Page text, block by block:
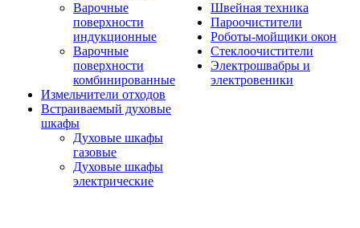
Варочные
поверхности
индукционные
Варочные
поверхности
комбинированные
Измельчители отходов
Встраиваемый духовые
шкафы
Духовые шкафы
газовые
Духовые шкафы
электрические
Швейная техника
Пароочистители
Роботы-мойщики окон
Стеклоочистители
Электрошвабры и
электровеники